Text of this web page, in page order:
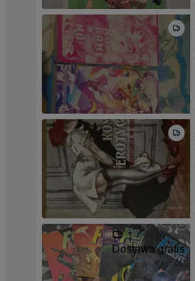
Dostawa gratis